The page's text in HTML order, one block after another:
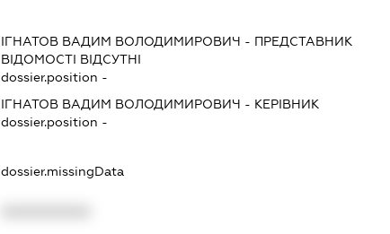
ІГНАТОВ ВАДИМ ВОЛОДИМИРОВИЧ - ПРЕДСТАВНИК
ВІДОМОСТІ ВІДСУТНІ
dossier.position -
ІГНАТОВ ВАДИМ ВОЛОДИМИРОВИЧ - КЕРІВНИК
dossier.position -
dossier.missingData